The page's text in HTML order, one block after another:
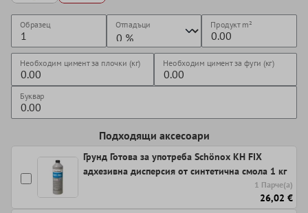
Образец Отпадъци Продуктm²
Необходим цимент за плочки (кг) Необходим цимент за фуги (кг)
Буквар
Подходящи аксесоари
Грунд Готова за употреба Schönox KH FIX
адхезивна дисперсия от синтетична смола 1 кг
1 Парче(а)
26,02 €